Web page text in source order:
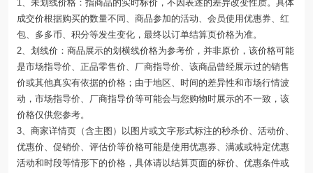
1、未划线价格：指商品的实时标价，不因表述的差异改变性质。具体
成交价根据购买的数量不同、商品参加的活动、会员使用优惠券、红
包、多多币、积分等发生变化，最终以订单结算页价格为准。
2、划线价：商品展示的划横线价格为参考价，并非原价，该价格可能
是市场指导价、正品零售价、厂商指导价、该商品曾经展示过的销售
价或其他真实有依据的价格；由于地区、时间的差异性和市场行情波
动，市场指导价、厂商指导价等可能会与您购物时展示的不一致，该
价格仅供您参考。
3、商家详情页（含主图）以图片或文字形式标注的秒杀价、活动价、
优惠价、促销价、评估价等价格可能是使用优惠券、满减或特定优惠
活动和时段等情形下的价格，具体请以结算页面的标价、优惠条件或